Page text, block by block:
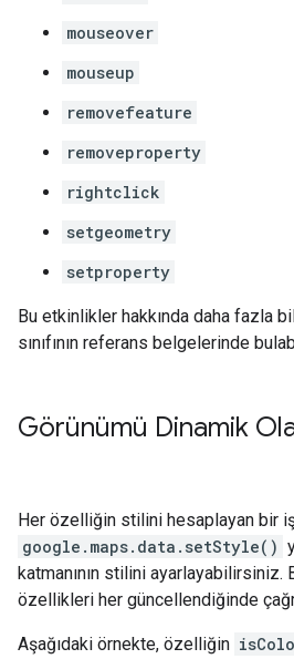
mouseover
mouseup
removefeature
removeproperty
rightclick
setgeometry
setproperty
Bu etkinlikler hakkında daha fazla
sınıfının referans belgelerinde
Görünümü Dinamik
Her özelliğin stilini hesaplayan bir
google.maps.data.setStyle()
katmanının stilini
özellikleri her güncellendiğinde
Aşağıdaki örnekte, özelliğin